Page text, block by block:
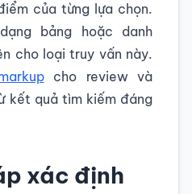
của từng lựa chọn.
bảng hoặc danh
cho loại truy vấn này.
cho review và
kết quả tìm kiếm đáng
xác định